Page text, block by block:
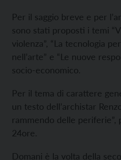
Per il saggio breve e per
sono stati proposti i temi
violenza”, “La tecnologia
nell’arte” e “Le nuove
socio-economico.
Per il tema di carattere
un testo dell’archistar
rammendo delle periferie”,
24ore.
Domani è la volta della